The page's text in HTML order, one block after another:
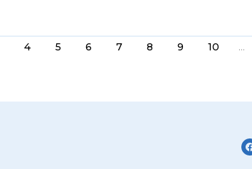
4 5 6 7 8 9 10 ...